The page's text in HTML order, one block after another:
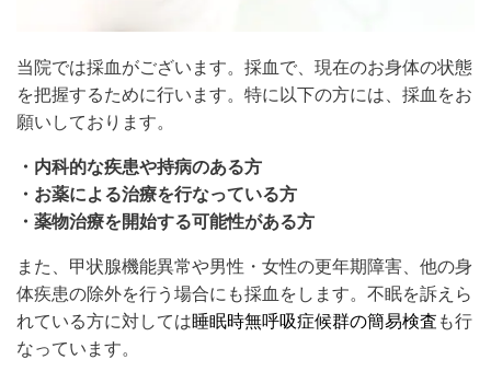
当院では採血がございます。採血で、現在のお身体の状態
を把握するために行います。特に以下の方には、採血をお
願いしております。
・内科的な疾患や持病のある方
・お薬による治療を行なっている方
・薬物治療を開始する可能性がある方
また、甲状腺機能異常や男性・女性の更年期障害、他の身
体疾患の除外を行う場合にも採血をします。 不眠を訴えら
れている方に対しては睡眠時無呼吸症候群の簡易検査 も行
なっています。